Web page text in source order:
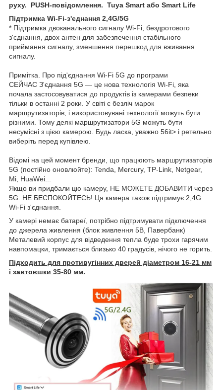
руху. PUSH-повідомлення. Tuya Smart або Smart Life
Підтримка Wi-Fi-з'єднання 2,4G/5G
* Підтримка двоканального сигналу Wi-Fi, бездротового
з'єднання, двох антен для забезпечення стабільного
приймання сигналу, зменшення перешкод для вживання
сигналу.
Примітка. Про під'єднання Wi-Fi 5G до програми
СЕЙЧАС З'єднання 5G — це нова технологія Wi-Fi, яка
почала застосовуватися до продуктів із камерами безпеки
тільки в останні 2 роки. У світі є безліч марок
маршрутизаторів, і використовувані технології можуть бути
різними. Тому деякі маршрутизатори 5G можуть бути
несумісні з цією камерою. Будь ласка, уважно 56it> і ретельно
виберіть перед купівлею.
Відомі на цей момент бренди, що працюють маршрутизаторів
5G (постійно оновлюйте): Tenda, Mercury, TP-Link, Netgear,
Mi, HuaWei...
Якщо ви придбали цю камеру, НЕ МОЖЕТЕ ДОБАВИТИ через
5G. НЕ БЕСПОКОЙТЕСЬ! Ця камера також підтримує 2,4G
Wi-Fi з'єднання.
У камері немає батареї, потрібно підтримувати підключення
до джерела живлення (блок живлення 5В, Павербанк)
Металевий корпус для відведення тепла буде трохи гарячим
навпомацки, тримається близько 40 градусів, нічого не горить.
Підходить для противугінних дверей діаметром 16-21 мм
і завтовшки 35-80 мм.